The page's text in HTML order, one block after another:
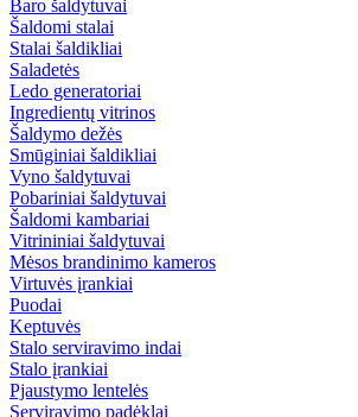
Baro šaldytuvai
Šaldomi stalai
Stalai šaldikliai
Saladetės
Ledo generatoriai
Ingredientų vitrinos
Šaldymo dežės
Smūginiai šaldikliai
Vyno šaldytuvai
Pobariniai šaldytuvai
Šaldomi kambariai
Vitrininiai šaldytuvai
Mėsos brandinimo kameros
Virtuvės įrankiai
Puodai
Keptuvės
Stalo serviravimo indai
Stalo įrankiai
Pjaustymo lentelės
Serviravimo padėklai